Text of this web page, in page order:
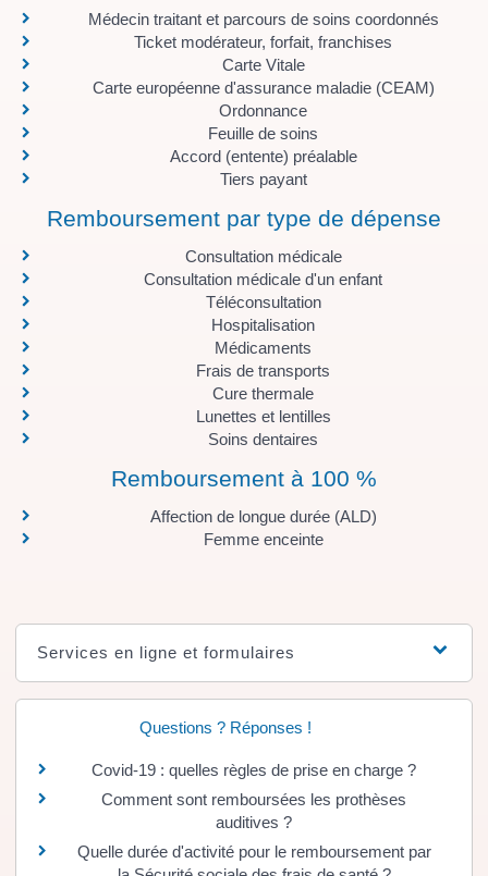
Médecin traitant et parcours de soins coordonnés
Ticket modérateur, forfait, franchises
Carte Vitale
Carte européenne d'assurance maladie (CEAM)
Ordonnance
Feuille de soins
Accord (entente) préalable
Tiers payant
Remboursement par type de dépense
Consultation médicale
Consultation médicale d'un enfant
Téléconsultation
Hospitalisation
Médicaments
Frais de transports
Cure thermale
Lunettes et lentilles
Soins dentaires
Remboursement à 100 %
Affection de longue durée (ALD)
Femme enceinte
Services en ligne et formulaires
Questions ? Réponses !
Covid-19 : quelles règles de prise en charge ?
Comment sont remboursées les prothèses
auditives ?
Quelle durée d'activité pour le remboursement par